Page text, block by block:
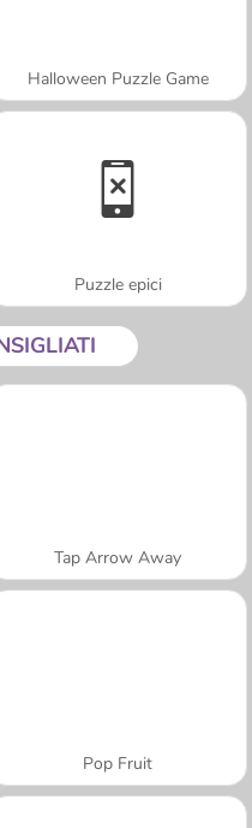
Halloween Puzzle Game
Puzzle epici
Tap Arrow Away
Pop Fruit